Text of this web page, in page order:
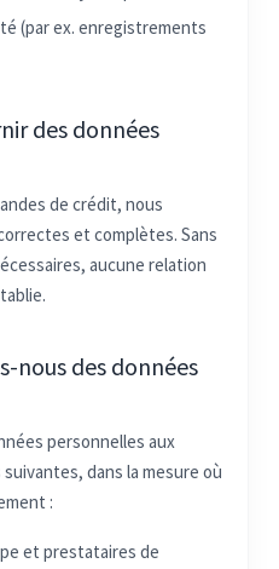
(par ex. enregistrements
des données
de crédit, nous
et complètes. Sans
aucune relation
nous des données
personnelles aux
dans la mesure où
:
et prestataires de